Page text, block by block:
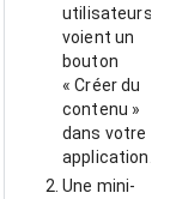
utilisateurs
voient un
bouton
« Créer du
contenu »
dans votre
application.
Une mini-